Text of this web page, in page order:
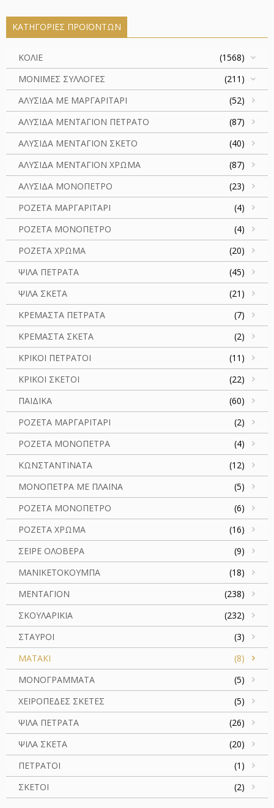
ΚΑΤΗΓΟΡΊΕΣ ΠΡΟΪΌΝΤΩΝ
ΚΟΛΙΕ
(1568)
ΜΟΝΙΜΕΣ ΣΥΛΛΟΓΕΣ
(211)
ΑΛΥΣΙΔΑ ΜΕ ΜΑΡΓΑΡΙΤΑΡΙ
(52)
ΑΛΥΣΙΔΑ ΜΕΝΤΑΓΙΟΝ ΠΕΤΡΑΤΟ
(87)
ΑΛΥΣΙΔΑ ΜΕΝΤΑΓΙΟΝ ΣΚΕΤΟ
(40)
ΑΛΥΣΙΔΑ ΜΕΝΤΑΓΙΟΝ ΧΡΩΜΑ
(87)
ΑΛΥΣΙΔΑ ΜΟΝΟΠΕΤΡΟ
(23)
ΡΟΖΕΤΑ ΜΑΡΓΑΡΙΤΑΡΙ
(4)
ΡΟΖΕΤΑ ΜΟΝΟΠΕΤΡΟ
(4)
ΡΟΖΕΤΑ ΧΡΩΜΑ
(20)
ΨΙΛΑ ΠΕΤΡΑΤΑ
(45)
ΨΙΛΑ ΣΚΕΤΑ
(21)
ΚΡΕΜΑΣΤΑ ΠΕΤΡΑΤΑ
(7)
ΚΡΕΜΑΣΤΑ ΣΚΕΤΑ
(2)
ΚΡΙΚΟΙ ΠΕΤΡΑΤΟΙ
(11)
ΚΡΙΚΟΙ ΣΚΕΤΟΙ
(22)
ΠΑΙΔΙΚΑ
(60)
ΡΟΖΕΤΑ ΜΑΡΓΑΡΙΤΑΡΙ
(2)
ΡΟΖΕΤΑ ΜΟΝΟΠΕΤΡΑ
(4)
ΚΩΝΣΤΑΝΤΙΝΑΤΑ
(12)
ΜΟΝΟΠΕΤΡΑ ΜΕ ΠΛΑΙΝΑ
(5)
ΡΟΖΕΤΑ ΜΟΝΟΠΕΤΡΟ
(6)
ΡΟΖΕΤΑ ΧΡΩΜΑ
(16)
ΣΕΙΡΕ ΟΛΟΒΕΡΑ
(9)
ΜΑΝΙΚΕΤΟΚΟΥΜΠΑ
(18)
ΜΕΝΤΑΓΙΟΝ
(238)
ΣΚΟΥΛΑΡΙΚΙΑ
(232)
ΣΤΑΥΡΟΙ
(3)
ΜΑΤΑΚΙ
(8)
ΜΟΝΟΓΡΑΜΜΑΤΑ
(5)
ΧΕΙΡΟΠΕΔΕΣ ΣΚΕΤΕΣ
(5)
ΨΙΛΑ ΠΕΤΡΑΤΑ
(26)
ΨΙΛΑ ΣΚΕΤΑ
(20)
ΠΕΤΡΑΤΟΙ
(1)
ΣΚΕΤΟΙ
(2)